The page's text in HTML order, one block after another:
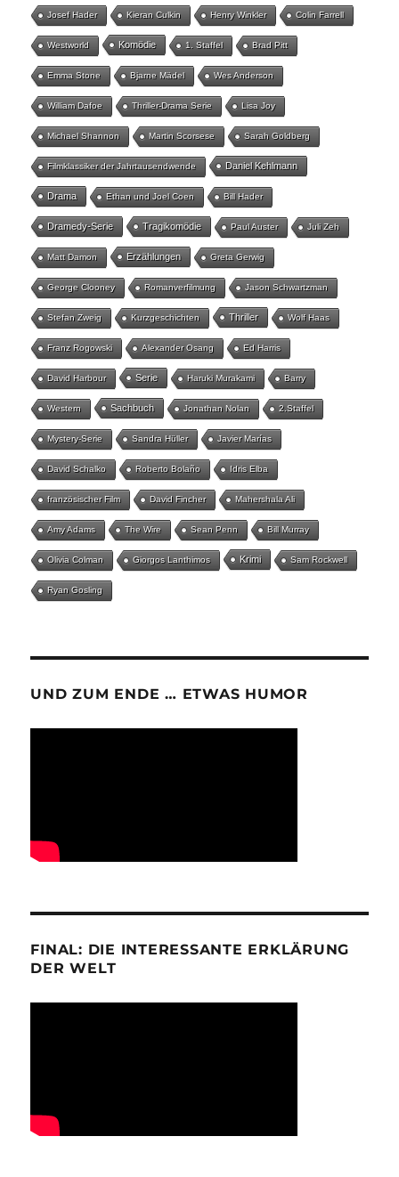
Josef Hader Kieran Culkin Henry Winkler Colin Farrell
Westworld Komödie 1. Staffel Brad Pitt
Emma Stone Bjarne Mädel Wes Anderson
William Dafoe Thriller-Drama Serie Lisa Joy
Michael Shannon Martin Scorsese Sarah Goldberg
Filmklassiker der Jahrtausendwende Daniel Kehlmann
Drama Ethan und Joel Coen Bill Hader
Dramedy-Serie Tragikomödie Paul Auster Juli Zeh
Matt Damon Erzählungen Greta Gerwig
George Clooney Romanverfilmung Jason Schwartzman
Stefan Zweig Kurzgeschichten Thriller Wolf Haas
Franz Rogowski Alexander Osang Ed Harris
David Harbour Serie Haruki Murakami Barry
Western Sachbuch Jonathan Nolan 2.Staffel
Mystery-Serie Sandra Hüller Javier Marías
David Schalko Roberto Bolaño Idris Elba
französischer Film David Fincher Mahershala Ali
Amy Adams The Wire Sean Penn Bill Murray
Olivia Colman Giorgos Lanthimos Krimi Sam Rockwell
Ryan Gosling
UND ZUM ENDE … ETWAS HUMOR
FINAL: DIE INTERESSANTE ERKLÄRUNG
DER WELT